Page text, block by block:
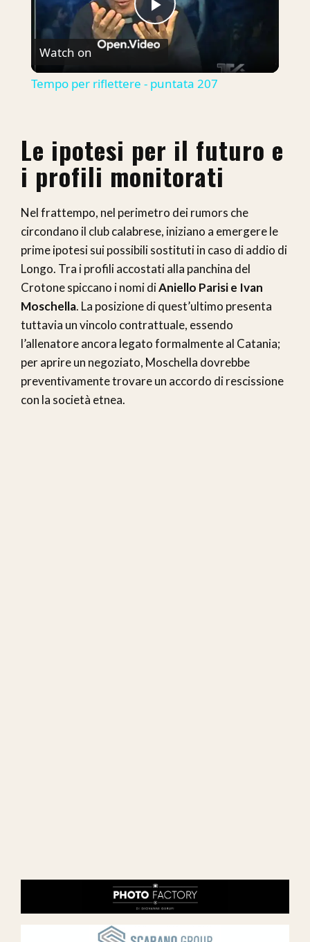
Play
Video
Watch on
Tempo per riflettere - puntata 207
Le ipotesi per il futuro e
i profili monitorati
Nel frattempo, nel perimetro dei rumors che
circondano il club calabrese, iniziano a emergere le
prime ipotesi sui possibili sostituti in caso di addio di
Longo. Tra i profili accostati alla panchina del
Crotone spiccano i nomi diAniello Parisi e Ivan
Moschella. La posizione di quest’ultimo presenta
tuttavia un vincolo contrattuale, essendo
l’allenatore ancora legato formalmente al Catania;
per aprire un negoziato, Moschella dovrebbe
preventivamente trovare un accordo di rescissione
con la società etnea.